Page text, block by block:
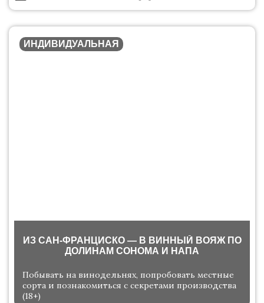
ИНДИВИДУАЛЬНАЯ
ИЗ САН-ФРАНЦИСКО — В ВИННЫЙ ВОЯЖ ПО
ДОЛИНАМ СОНОМА И НАПА
Побывать на винодельнях, попробовать местные
сорта и познакомиться с секретами производства
(18+)